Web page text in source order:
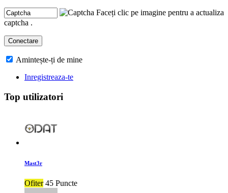
Faceți clic pe imagine pentru a actualiza
captcha .
Amintește-ți de mine
Inregistreaza-te
Top utilizatori
Mast3r
Ofiter 45 Puncte